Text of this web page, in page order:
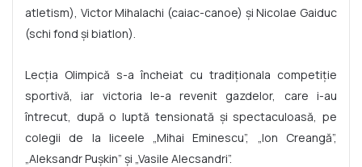
atletism), Victor Mihalachi (caiac-canoe) și Nicolae Gaiduc
(schi fond și biatlon).
Lecția Olimpică s-a încheiat cu tradiționala competiție
sportivă, iar victoria le-a revenit gazdelor, care i-au
întrecut, după o luptă tensionată și spectaculoasă, pe
colegii de la liceele „Mihai Eminescu”, „Ion Creangă”,
„Aleksandr Pușkin” și „Vasile Alecsandri”.